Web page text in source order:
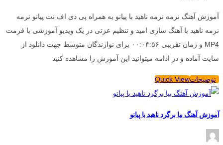
آموزش آهنگ نرمه نرمه ناهید با پیانو به همراه پی دی اف نت پیانو نرمه
نرمه ناهید با آهنگ سازی امید و تنظیم عزتی در یک ویدیو آموزشی با فرمت
MP4 و زمان تقریبی ۰۰:۰۴:۵۶ برای نوازندگان متوسط جهت دانلود از
سایت آماده و در ادامه میتوانید این آموزش را مشاهده کنید
توضیحاتQuick View
آموزش آهنگ بیا برگرد ناهید با پیانو